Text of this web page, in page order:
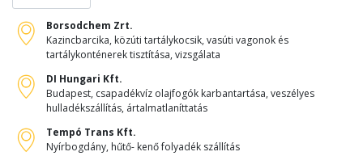
Borsodchem Zrt.
Kazincbarcika, közúti tartálykocsik, vasúti vagonok és
tartálykonténerek tisztítása, vizsgálata
DI Hungari Kft.
Budapest, csapadékvíz olajfogók karbantartása, veszélyes
hulladékszállítás, ártalmatlaníttatás
Tempó Trans Kft.
Nyírbogdány, hűtő- kenő folyadék szállítás